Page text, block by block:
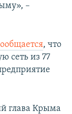
–
, что
сеть из 77
глава Крыма